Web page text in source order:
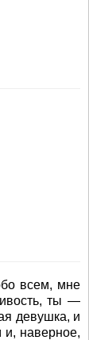
всем, мне
ты —
девушка, и
и, наверное,